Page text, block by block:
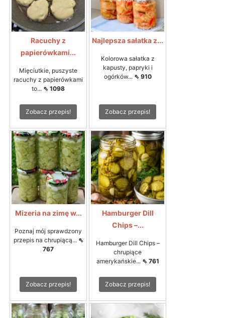
Racuchy z
papierówkami...
Mięciutkie, puszyste
racuchy z papierówkami
to... ⇖ 1098
Zobacz przepis!
Najlepsza sałatka z...
Kolorowa sałatka z
kapusty, papryki i
ogórków... ⇖ 910
Zobacz przepis!
Mizeria na zimę w...
Poznaj mój sprawdzony
przepis na chrupiącą... ⇖
767
Zobacz przepis!
Hamburger Dill
Chips –...
Hamburger Dill Chips –
chrupiące
amerykańskie... ⇖ 761
Zobacz przepis!